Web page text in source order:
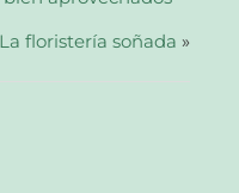
ventana
La floristería soñada »